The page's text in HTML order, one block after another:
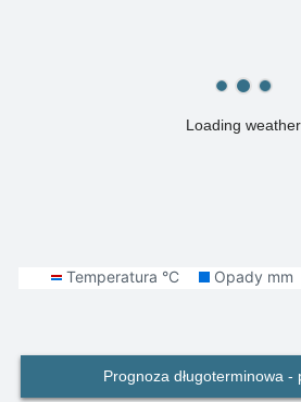
Loading weather
Prognoza długoterminowa -